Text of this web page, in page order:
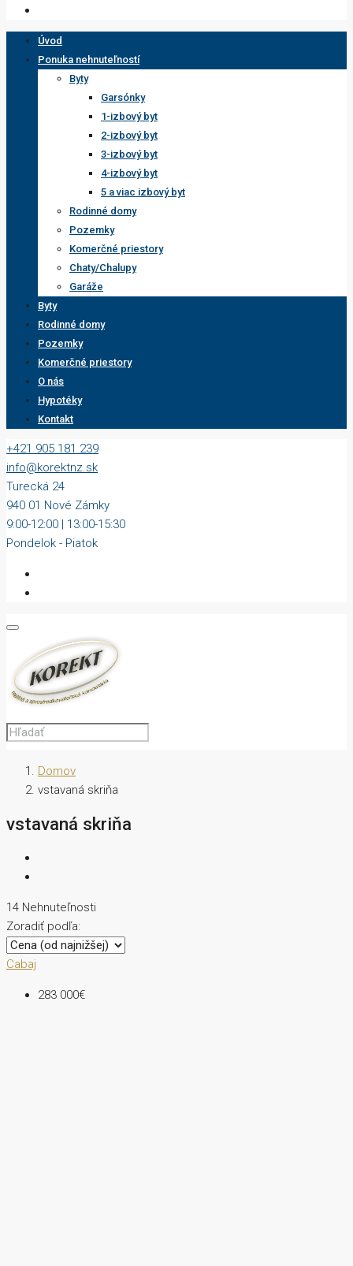
Úvod
Ponuka nehnuteľností
Byty
Garsónky
1-izbový byt
2-izbový byt
3-izbový byt
4-izbový byt
5 a viac izbový byt
Rodinné domy
Pozemky
Komerčné priestory
Chaty/Chalupy
Garáže
Byty
Rodinné domy
Pozemky
Komerčné priestory
O nás
Hypotéky
Kontakt
+421 905 181 239
info@korektnz.sk
Turecká 24
940 01 Nové Zámky
9:00-12:00 | 13:00-15:30
Pondelok - Piatok
Domov
vstavaná skriňa
vstavaná skriňa
14 Nehnuteľnosti
Zoradiť podľa:
Cabaj
283 000€